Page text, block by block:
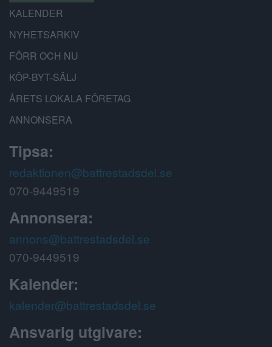
KALENDER
NYHETSARKIV
FÖRR OCH NU
KÖP-BYT-SÄLJ
ÅRETS LOKALA FÖRETAG
ANNONSERA
Tipsa:
redaktionen@battrestadsdel.se
070-9449519
Annonsera:
annons@battrestadsdel.se
070-9449519
Kalender:
kalender@battrestadsdel.se
Ansvarig utgivare: